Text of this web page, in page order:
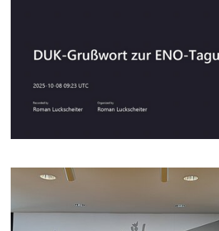
Bildergalerie überspringen